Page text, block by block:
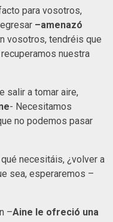
para vosotros,
–amenazó
vosotros, tendréis que
nuestra
salir a tomar aire,
- Necesitamos
no podemos pasar
necesitáis, ¿volver a
sea, esperaremos –
–Aine le ofreció una